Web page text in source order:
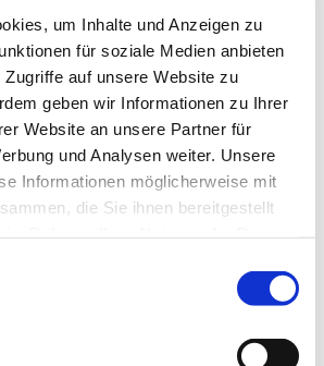
um Inhalte und Anzeigen zu
für soziale Medien anbieten
auf unsere Website zu
geben wir Informationen zu Ihrer
Website an unsere Partner für
und Analysen weiter. Unsere
Informationen möglicherweise mit
die Sie ihnen bereitgestellt
Sie auch